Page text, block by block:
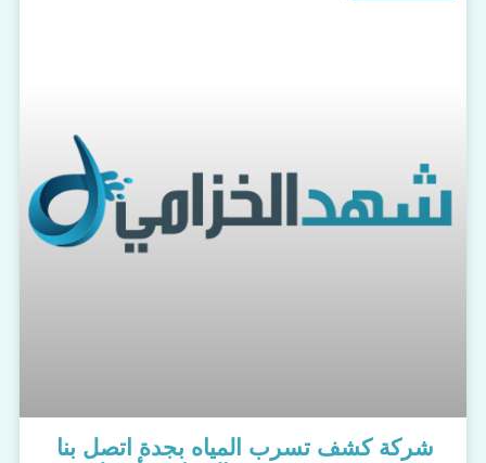
شركة كشف تسرب المياه بجدة اتصل بنا